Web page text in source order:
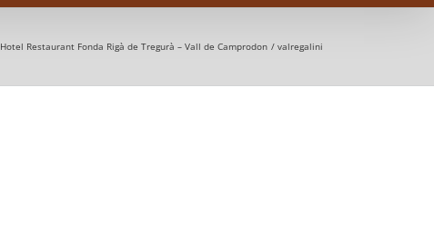
Hotel Restaurant Fonda Rigà de Tregurà – Vall de Camprodon valregalini